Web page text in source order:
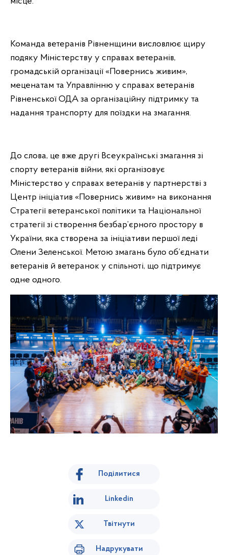
Команда ветеранів Рівненщини висловлює щиру
подяку Міністерству у справах ветеранів,
громадській організації «Повернись живим»,
меценатам та Управлінню у справах ветеранів
Рівненської ОДА за організаційну підтримку та
надання транспорту для поїздки на змагання.
До слова, це вже другі Всеукраїнські змагання зі
спорту ветеранів війни, які організовує
Міністерство у справах ветеранів у партнерстві з
Центр ініціатив «Повернись живим» на виконання
Стратегії ветеранської політики та Національної
стратегії зі створення безбар’єрного простору в
України, яка створена за ініціативи першої леді
Олени Зеленської. Метою змагань було об’єднати
ветеранів й ветеранок у спільноті, що підтримує
одне одного.
Поділитися
Linkedin
Твітнути
Надрукувати